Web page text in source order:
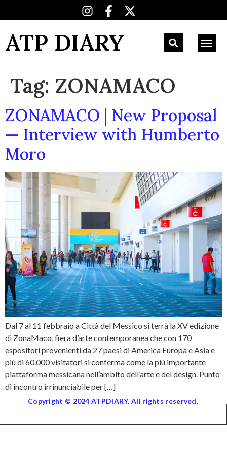
ATP DIARY
Tag: ZONAMACO
ZONAMACO | New Proposal
— Interview with Humberto
Moro
Dal 7 al 11 febbraio a Città del Messico si terrà la XV edizione
di ZonaMaco, fiera d’arte contemporanea che con 170
espositori provenienti da 27 paesi di America Europa e Asia e
più di 60.000 visitatori si conferma come la più importante
piattaforma messicana nell’ambito dell’arte e del design. Punto
di incontro irrinunciabile per […]
Copyright © 2024 ATPDIARY. All rights reserved.